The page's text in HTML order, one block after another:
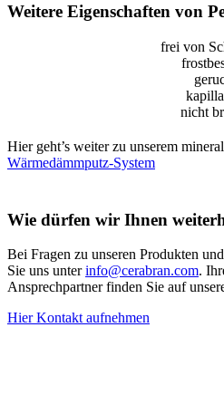
Weitere Eigenschaften von
frei von
nicht
Hier geht’s weiter zu unserem
Wärmedämmputz-System
Wie dürfen wir Ihnen
Bei Fragen zu unseren Produkten
Sie uns unterinfo@cerabran.com.
Ansprechpartner finden Sie auf
Hier Kontakt aufnehmen